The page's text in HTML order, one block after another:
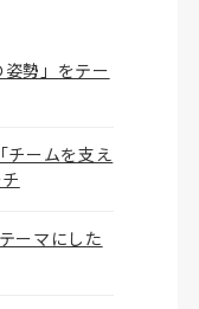
姿勢」をテー
チームを支え
ーマにした